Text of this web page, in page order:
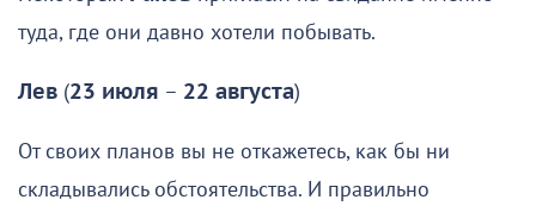
туда, где они давно хотели побывать.
Лев (23 июля – 22 августа)
От своих планов вы не откажетесь, как бы ни
складывались обстоятельства. И правильно